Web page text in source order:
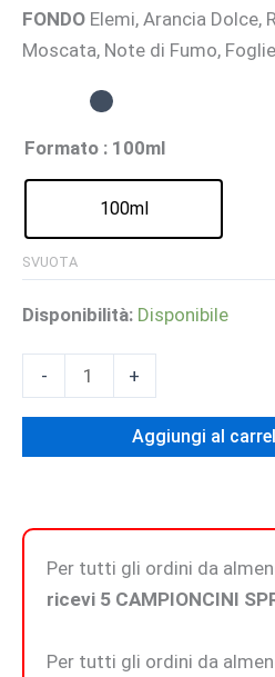
FONDO Elemi, Arancia Dolce,
Moscata, Note di Fumo,
Formato : 100ml
100ml
SVUOTA
Disponibilità: Disponibile
-
RELIQVIA
-
de
quantità
+
Aggiungi al
Per tutti gli ordini da
ricevi 5 CAMPIONCINI
Per tutti gli ordini da